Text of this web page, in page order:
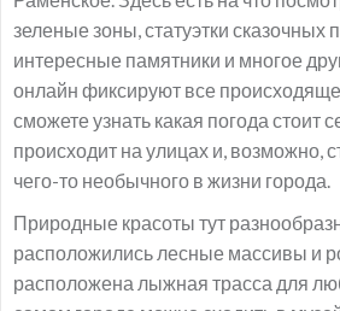
зеленые зоны, статуэтки сказочных
интересные памятники и многое
онлайн фиксируют все
сможете узнать какая погода стоит
происходит на улицах и, возможно,
чего-то необычного в жизни города.
Природные красоты тут
расположились лесные массивы и
расположена лыжная трасса для